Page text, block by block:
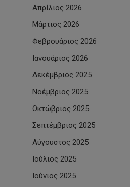
Απρίλιος 2026
Μάρτιος 2026
Φεβρουάριος 2026
Ιανουάριος 2026
Δεκέμβριος 2025
Νοέμβριος 2025
Οκτώβριος 2025
Σεπτέμβριος 2025
Αύγουστος 2025
Ιούλιος 2025
Ιούνιος 2025